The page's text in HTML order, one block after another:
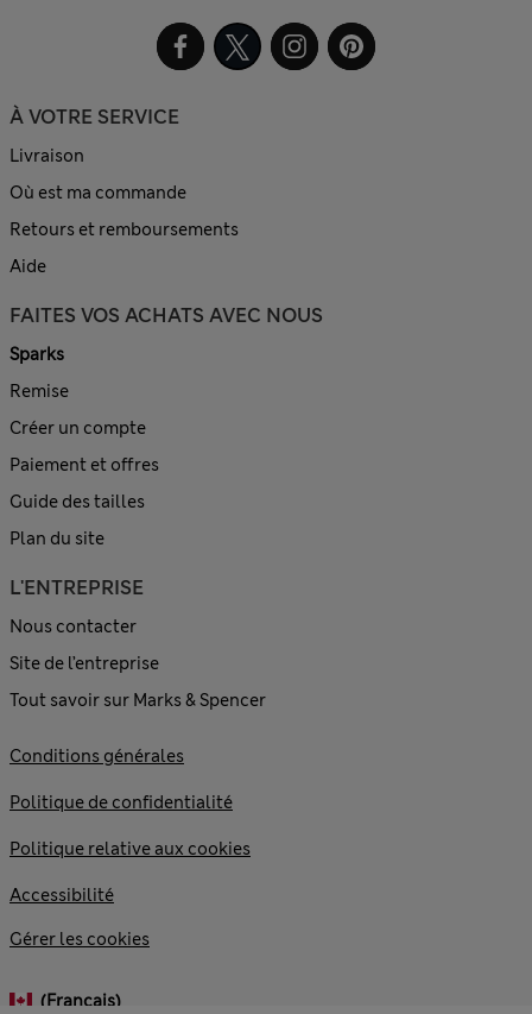
À VOTRE SERVICE
Livraison
Où est ma commande
Retours et remboursements
Aide
FAITES VOS ACHATS AVEC NOUS
Sparks
Remise
Créer un compte
Paiement et offres
Guide des tailles
Plan du site
L'ENTREPRISE
Nous contacter
Site de l’entreprise
Tout savoir sur Marks & Spencer
Conditions générales
Politique de confidentialité
Politique relative aux cookies
Accessibilité
Gérer les cookies
(français)